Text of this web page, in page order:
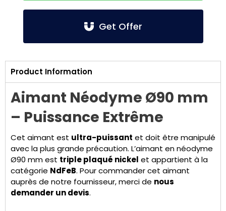
Get Offer
Product Information
Aimant Néodyme Ø90 mm
– Puissance Extrême
Cet aimant est ultra-puissant et doit être manipulé
avec la plus grande précaution. L’aimant en néodyme
Ø90 mm est triple plaqué nickel et appartient à la
catégorie NdFeB. Pour commander cet aimant
auprès de notre fournisseur, merci de nous
demander un devis.